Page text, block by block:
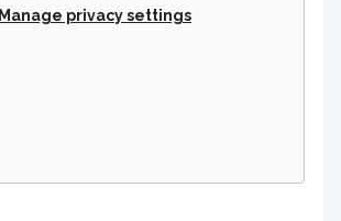
Manage privacy settings